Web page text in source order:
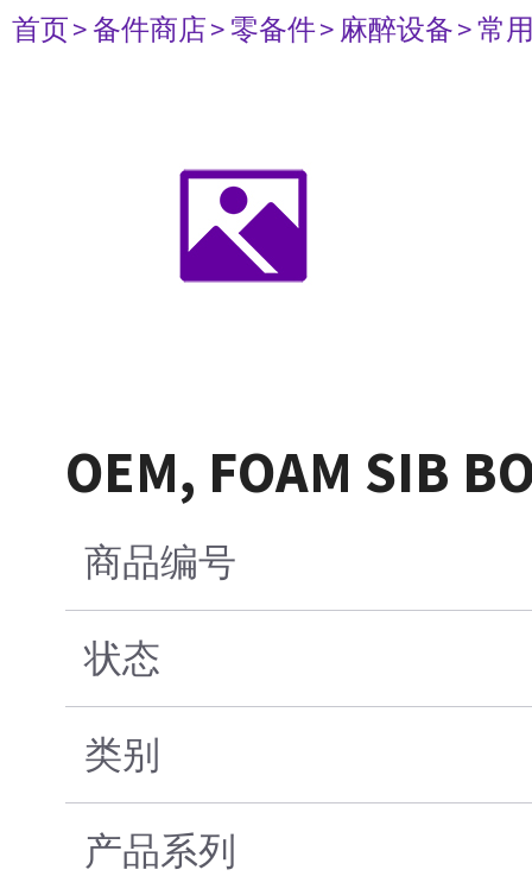
首页> 备件商店> 零备件> 麻醉设备> 常
OEM, FOAM SIB
商品编号
状态
类别
产品系列